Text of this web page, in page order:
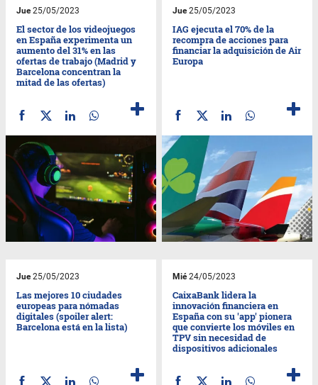
Jue25/05/2023
El sector de los videojuegos
en España experimenta un
aumento del 31% en las
ofertas de trabajo (Madrid y
Barcelona concentran la
mitad de las ofertas)
Jue25/05/2023
IAG ejecuta el 70% de la
recompra de acciones para
financiar la adquisición de Air
Europa
Jue25/05/2023
Las mejores 10 ciudades
europeas para nómadas
digitales (spoiler alert:
Barcelona está en la lista)
Mié24/05/2023
CaixaBank lidera la
innovación financiera en
España con su 'app' pionera
que convierte los móviles en
TPV sin necesidad de
dispositivos adicionales